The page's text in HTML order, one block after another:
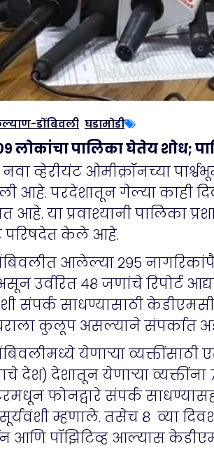
डोंबिवली घडामोडी
लोकांचा पालिका घेतेय शोध;
नवा व्हेरीयंट ओमीक्रॉनच्या
आहे. परदेशातून गेल्या काही
आहे. या प्रवाश्यानी पालिका
परिषदेत केले आहे.
आलेल्या २९५
उर्वरित ४८ जणांचे रिपोर्ट
संपर्क साधण्यासाठी
कुलूप असल्याने संपर्कात
येणाऱ्या
देश) देशातून येणाऱ्या
फोनद्वारे संपर्क
म्हणाले. तसेच ८ व्या
आणि पॉझिटिव्ह आल्यास